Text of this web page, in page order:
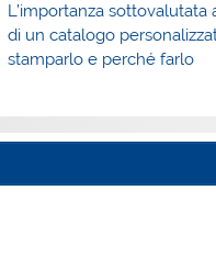
L’importanza sottovalutata
di un catalogo
stamparlo e perché farlo